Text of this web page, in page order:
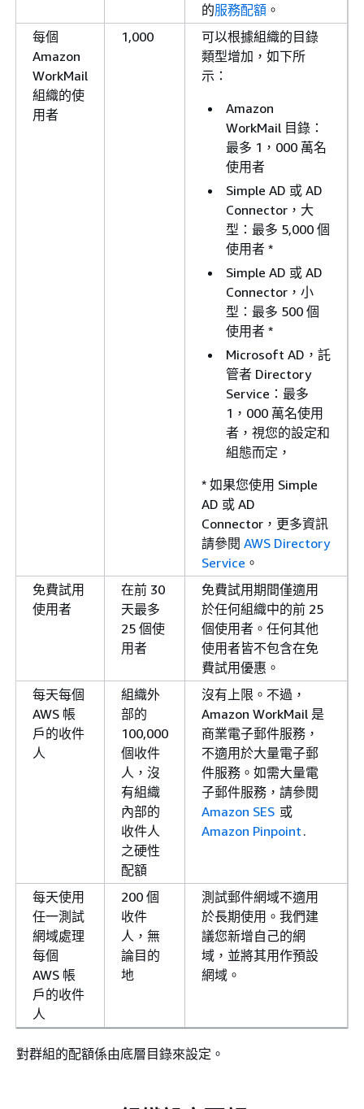
的服務配額 。
每個
Amazon
WorkMail
組織的使
用者
1,000
可以根據組織的目錄
類型增加，如下所
示：
Amazon
WorkMail 目錄：
最多 1，000 萬名
使用者
Simple AD 或 AD
Connector，大
型：最多 5,000 個
使用者 *
Simple AD 或 AD
Connector，小
型：最多 500 個
使用者 *
Microsoft AD，託
管者 Directory
Service：最多
1，000 萬名使用
者，視您的設定和
組態而定，
* 如果您使用 Simple
AD 或 AD
Connector，更多資訊
請參閱 AWS Directory
Service 。
免費試用
使用者
在前 30
天最多
25 個使
用者
免費試用期間僅適用
於任何組織中的前 25
個使用者。任何其他
使用者皆不包含在免
費試用優惠。
每天每個
AWS 帳
戶的收件
人
組織外
部的
100,000
個收件
人，沒
有組織
內部的
收件人
之硬性
配額
沒有上限。不過，
Amazon WorkMail 是
商業電子郵件服務，
不適用於大量電子郵
件服務。如需大量電
子郵件服務，請參閱
Amazon SES 或
Amazon Pinpoint .
每天使用
任一測試
網域處理
每個
AWS 帳
戶的收件
人
200 個
收件
人，無
論目的
地
測試郵件網域不適用
於長期使用。我們建
議您新增自己的網
域，並將其用作預設
網域。
對群組的配額係由底層目錄來設定。